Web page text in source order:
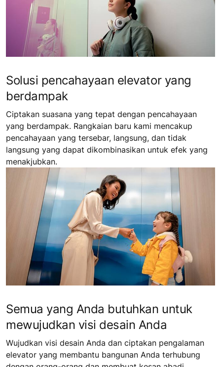
Solusi pencahayaan elevator yang
berdampak
Ciptakan suasana yang tepat dengan pencahayaan
yang berdampak. Rangkaian baru kami mencakup
pencahayaan yang tersebar, langsung, dan tidak
langsung yang dapat dikombinasikan untuk efek yang
menakjubkan.
Semua yang Anda butuhkan untuk
mewujudkan visi desain Anda
Wujudkan visi desain Anda dan ciptakan pengalaman
elevator yang membantu bangunan Anda terhubung